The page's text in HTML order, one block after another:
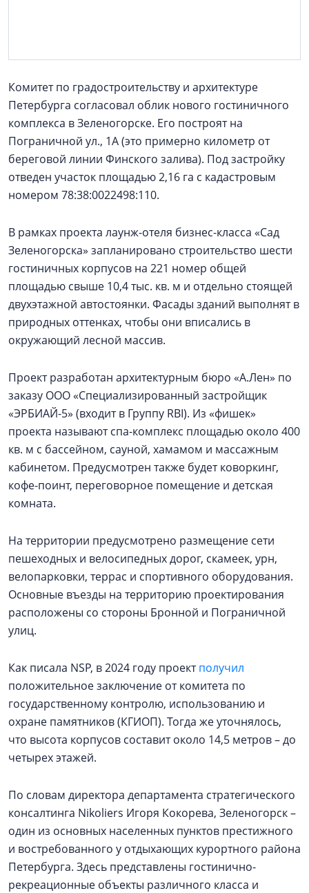
Комитет по градостроительству и архитектуре
Петербурга согласовал облик нового гостиничного
комплекса в Зеленогорске. Его построят на
Пограничной ул., 1А (это примерно километр от
береговой линии Финского залива). Под застройку
отведен участок площадью 2,16 га с кадастровым
номером 78:38:0022498:110.
В рамках проекта лаунж-отеля бизнес-класса «Сад
Зеленогорска» запланировано строительство шести
гостиничных корпусов на 221 номер общей
площадью свыше 10,4 тыс. кв. м и отдельно стоящей
двухэтажной автостоянки. Фасады зданий выполнят в
природных оттенках, чтобы они вписались в
окружающий лесной массив.
Проект разработан архитектурным бюро «А.Лен» по
заказу ООО «Специализированный застройщик
«ЭРБИАЙ-5» (входит в Группу RBI). Из «фишек»
проекта называют спа-комплекс площадью около 400
кв. м с бассейном, сауной, хамамом и массажным
кабинетом. Предусмотрен также будет коворкинг,
кофе-поинт, переговорное помещение и детская
комната.
На территории предусмотрено размещение сети
пешеходных и велосипедных дорог, скамеек, урн,
велопарковки, террас и спортивного оборудования.
Основные въезды на территорию проектирования
расположены со стороны Бронной и Пограничной
улиц.
Как писала NSP, в 2024 году проектполучил
положительное заключение от комитета по
государственному контролю, использованию и
охране памятников (КГИОП). Тогда же уточнялось,
что высота корпусов составит около 14,5 метров – до
четырех этажей.
По словам директора департамента стратегического
консалтинга Nikoliers Игоря Кокорева, Зеленогорск –
один из основных населенных пунктов престижного
и востребованного у отдыхающих курортного района
Петербурга. Здесь представлены гостинично-
рекреационные объекты различного класса и